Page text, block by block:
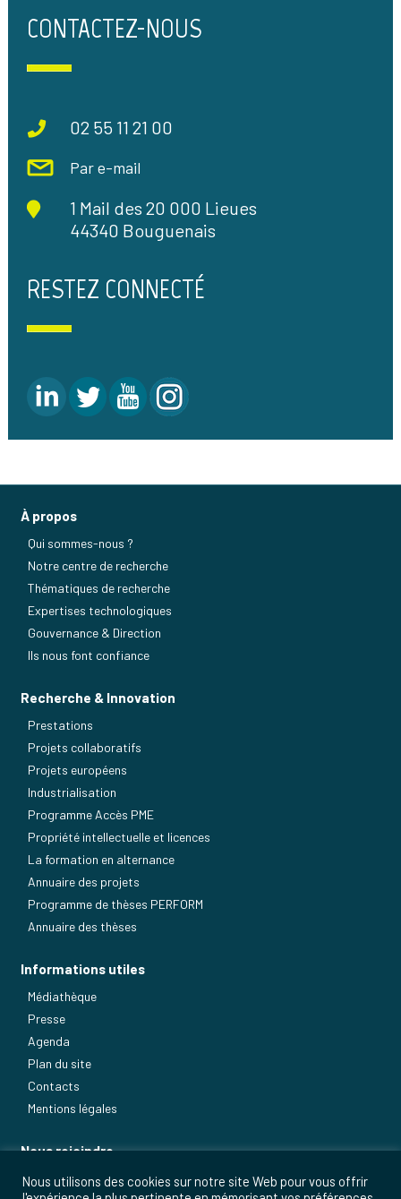
CONTACTEZ-NOUS
02 55 11 21 00
Par e-mail
1 Mail des 20 000 Lieues
44340 Bouguenais
RESTEZ CONNECTÉ
À propos
Qui sommes-nous ?
Notre centre de recherche
Thématiques de recherche
Expertises technologiques
Gouvernance & Direction
Ils nous font confiance
Recherche & Innovation
Prestations
Projets collaboratifs
Projets européens
Industrialisation
Programme Accès PME
Propriété intellectuelle et licences
La formation en alternance
Annuaire des projets
Programme de thèses PERFORM
Annuaire des thèses
Informations utiles
Médiathèque
Presse
Agenda
Plan du site
Contacts
Mentions légales
Nous rejoindre
Postuler
Nous utilisons des cookies sur notre site Web pour vous offrir